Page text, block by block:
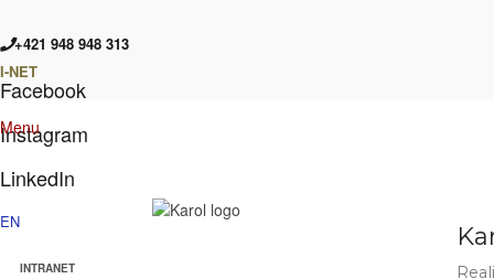
+421 948 948 313
Facebook
Instagram
LinkedIn
EN
INTRANET
I-NET
Menu